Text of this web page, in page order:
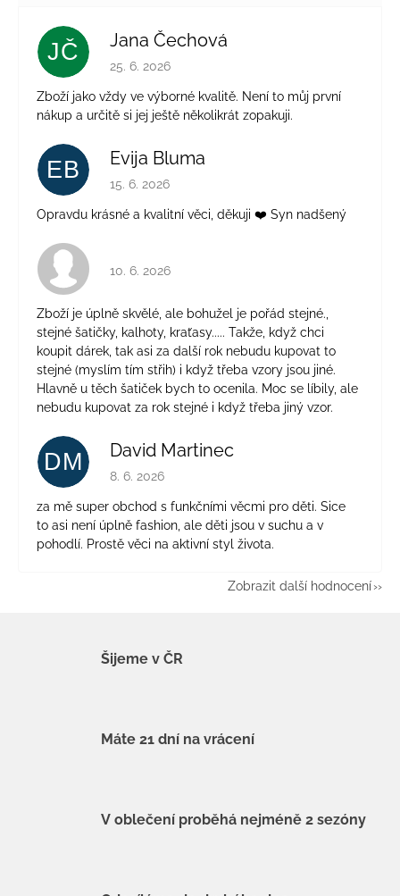
JČ Jana Čechová
Hodnocení obchodu je 5 z 5 hvězdiček.
25. 6. 2026
Zboží jako vždy ve výborné kvalitě. Není to můj první
nákup a určitě si jej ještě několikrát zopakuji.
EB Evija Bluma
Hodnocení obchodu je 5 z 5 hvězdiček.
15. 6. 2026
Opravdu krásné a kvalitní věci, děkuji ❤️ Syn nadšený
Hodnocení obchodu je 4 z 5 hvězdiček.
10. 6. 2026
Zboží je úplně skvělé, ale bohužel je pořád stejné.,
stejné šatičky, kalhoty, kraťasy..... Takže, když chci
koupit dárek, tak asi za další rok nebudu kupovat to
stejné (myslím tím střih) i když třeba vzory jsou jiné.
Hlavně u těch šatiček bych to ocenila. Moc se líbily, ale
nebudu kupovat za rok stejné i když třeba jiný vzor.
DM David Martinec
Hodnocení obchodu je 5 z 5 hvězdiček.
8. 6. 2026
za mě super obchod s funkčními věcmi pro děti. Sice
to asi není úplně fashion, ale děti jsou v suchu a v
pohodlí. Prostě věci na aktivní styl života.
Zobrazit další hodnocení
Šijeme v ČR
Máte 21 dní na vrácení
V oblečení proběhá nejméně 2 sezóny